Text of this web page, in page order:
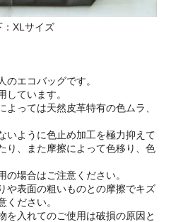
XLサイズ
のエコバッグです。
しています。
っては天然皮革特有の色ムラ、
いように色止め加工を極力抑えて
り、また摩擦によって色移り、色
場合はご注意ください。
や表面の粗いものとの摩擦でキズ
ください。
を入れてのご使用は破損の原因と